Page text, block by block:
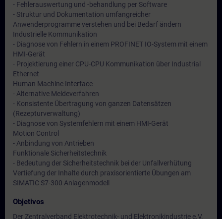
- Fehlerauswertung und -behandlung per Software
- Struktur und Dokumentation umfangreicher
Anwenderprogramme verstehen und bei Bedarf ändern
Industrielle Kommunikation
- Diagnose von Fehlern in einem PROFINET IO-System mit einem
HMI-Gerät
- Projektierung einer CPU-CPU Kommunikation über Industrial
Ethernet
Human Machine Interface
- Alternative Meldeverfahren
- Konsistente Übertragung von ganzen Datensätzen
(Rezepturverwaltung)
- Diagnose von Systemfehlern mit einem HMI-Gerät
Motion Control
- Anbindung von Antrieben
Funktionale Sicherheitstechnik
- Bedeutung der Sicherheitstechnik bei der Unfallverhütung
Vertiefung der Inhalte durch praxisorientierte Übungen am
SIMATIC S7-300 Anlagenmodell
Objetivos
Der Zentralverband Elektrotechnik- und Elektronikindustrie e.V.